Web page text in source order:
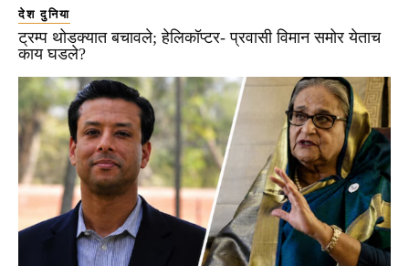
देश दुनिया
ट्रम्प थोडक्यात बचावले; हेलिकॉप्टर- प्रवासी विमान समोर येताच
काय घडले?